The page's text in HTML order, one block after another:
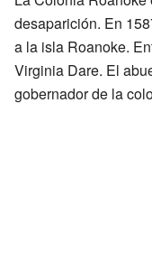
desaparición. En
a la isla Roanoke.
Virginia Dare. El
gobernador de la